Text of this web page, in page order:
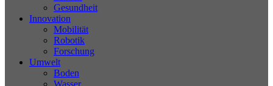
Gesundheit
Innovation
Mobilität
Robotik
Forschung
Umwelt
Boden
Wasser